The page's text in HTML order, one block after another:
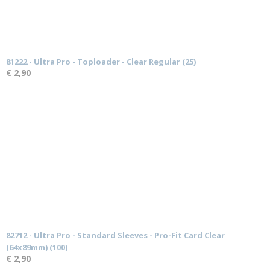
81222 - Ultra Pro - Toploader - Clear Regular (25)
€ 2,90
82712 - Ultra Pro - Standard Sleeves - Pro-Fit Card Clear
(64x89mm) (100)
€ 2,90